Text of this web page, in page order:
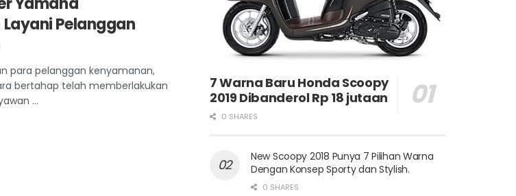
Pelanggan
para pelanggan kenyamanan,
bertahap telah memberlakukan
...
7 Warna Baru Honda Scoopy
2019 Dibanderol Rp 18 jutaan
0 SHARES
New Scoopy 2018 Punya 7 Pilihan Warna
Dengan Konsep Sporty dan Stylish.
0 SHARES